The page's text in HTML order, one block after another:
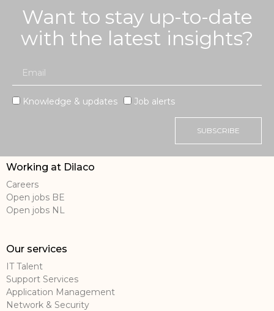
Want to stay up-to-date
with the latest insights?
Knowledge & updates Job alerts
SUBSCRIBE
Working at Dilaco
Careers
Open jobs BE
Open jobs NL
Our services
IT Talent
Support Services
Application Management
Network & Security